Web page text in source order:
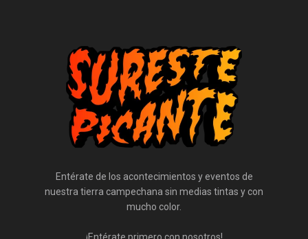
Entérate de los acontecimientos y eventos de
nuestra tierra campechana sin medias tintas y con
mucho color.
¡Entérate primero con nosotros!